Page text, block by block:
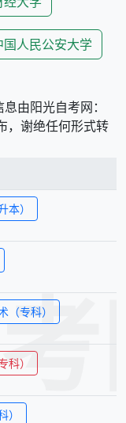
国人民公安大学
由阳光自考网：
谢绝任何形式转
本）
（专科）
科）
）